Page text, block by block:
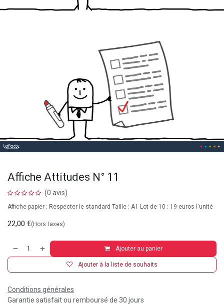
Affiche Attitudes N° 11
(0 avis)
Affiche papier : Respecter le standard Taille : A1 Lot de 10 : 19 euros l'unité
22,00 €(Hors taxes)
Ajouter au panier
Ajouter à la liste de souhaits
Conditions générales
Garantie satisfait ou remboursé de 30 jours